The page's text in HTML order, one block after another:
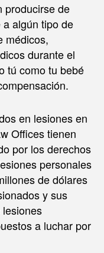
producirse de
algún tipo de
médicos,
durante el
tú como tu bebé
en lesiones en
Offices tienen
por los derechos
personales
de dólares
y sus
a luchar por